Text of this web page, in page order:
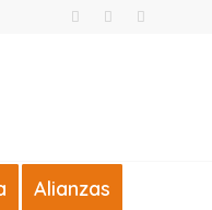
Alianzas